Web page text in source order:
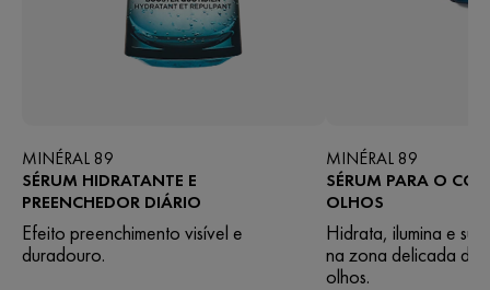
MINÉRAL 89
SÉRUM HIDRATANTE E
PREENCHEDOR DIÁRIO
Efeito preenchimento visível e
duradouro.
MINÉRAL 89
SÉRUM PARA O
OLHOS
Hidrata, ilumina e
na zona delicada do
olhos.